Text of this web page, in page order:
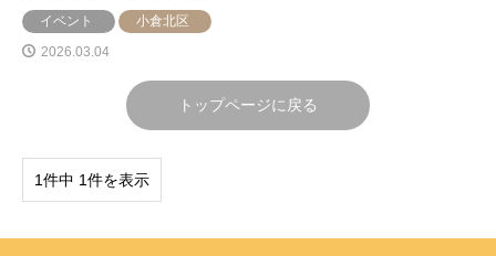
イベント
小倉北区
2026.03.04
トップページに戻る
1件中 1件を表示